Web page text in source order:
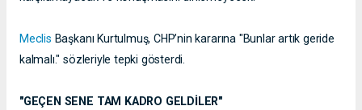
Meclis Başkanı Kurtulmuş, CHP’nin kararına "Bunlar artık geride
kalmalı." sözleriyle tepki gösterdi.
"GEÇEN SENE TAM KADRO GELDİLER"